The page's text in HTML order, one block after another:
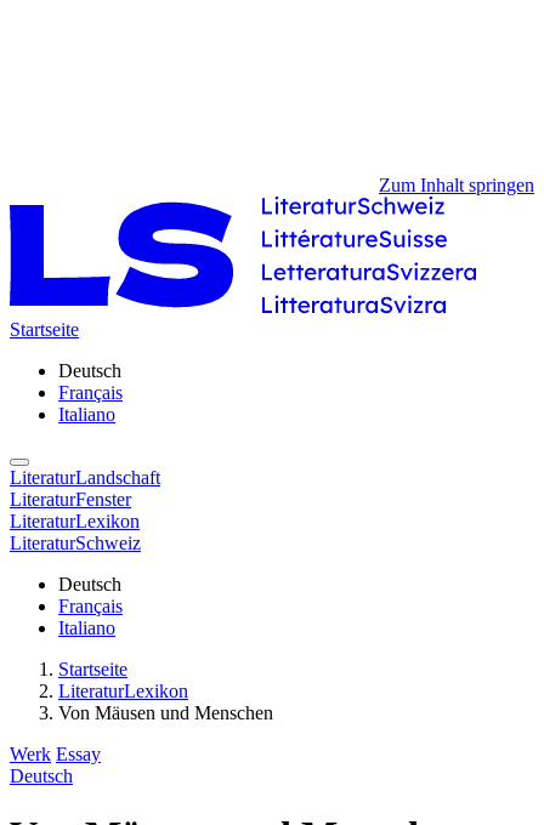
Zum Inhalt springen
Startseite
Deutsch
Français
Italiano
LiteraturLandschaft
LiteraturFenster
LiteraturLexikon
LiteraturSchweiz
Deutsch
Français
Italiano
Startseite
LiteraturLexikon
Von Mäusen und Menschen
Werk Essay
Deutsch